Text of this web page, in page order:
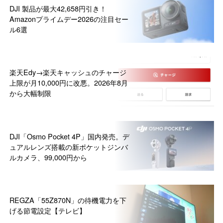
DJI 製品が最大42,658円引き！
Amazonプライムデー2026の注目セー
ル6選
楽天Edy→楽天キャッシュのチャージ
上限が月10,000円に改悪。2026年8月
から大幅制限
DJI「Osmo Pocket 4P」国内発売。デ
ュアルレンズ搭載の新ポケットジンバ
ルカメラ、99,000円から
REGZA「55Z870N」の待機電力を下
げる節電設定【テレビ】